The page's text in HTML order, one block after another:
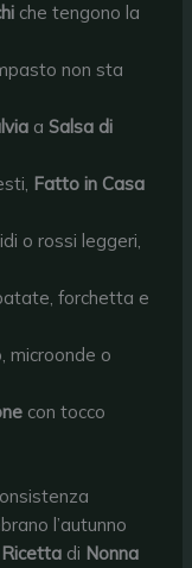
che tengono la
non sta
aSalsa di
Fatto in Casa
o rossi leggeri,
forchetta e
microonde o
con tocco
l’autunno
Ricetta di Nonna